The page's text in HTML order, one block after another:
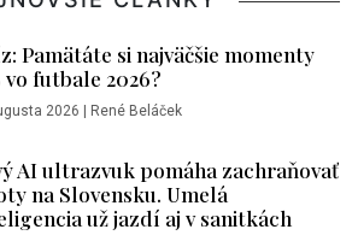
Pamätáte si najväčšie momenty
vo futbale 2026?
2026 René Beláček
AI ultrazvuk pomáha zachraňovať
na Slovensku. Umelá
už jazdí aj v sanitkách